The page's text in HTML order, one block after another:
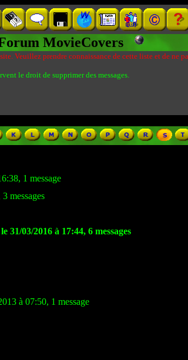
MovieCovers
Veuillez prendre connaissance de cette liste et de ne
le droit de supprimer des messages.
1 message
messages
31/03/2016 à 17:44, 6 messages
à 07:50, 1 message